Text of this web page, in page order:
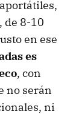
de 8-10
en ese
es
, con
no serán
ni